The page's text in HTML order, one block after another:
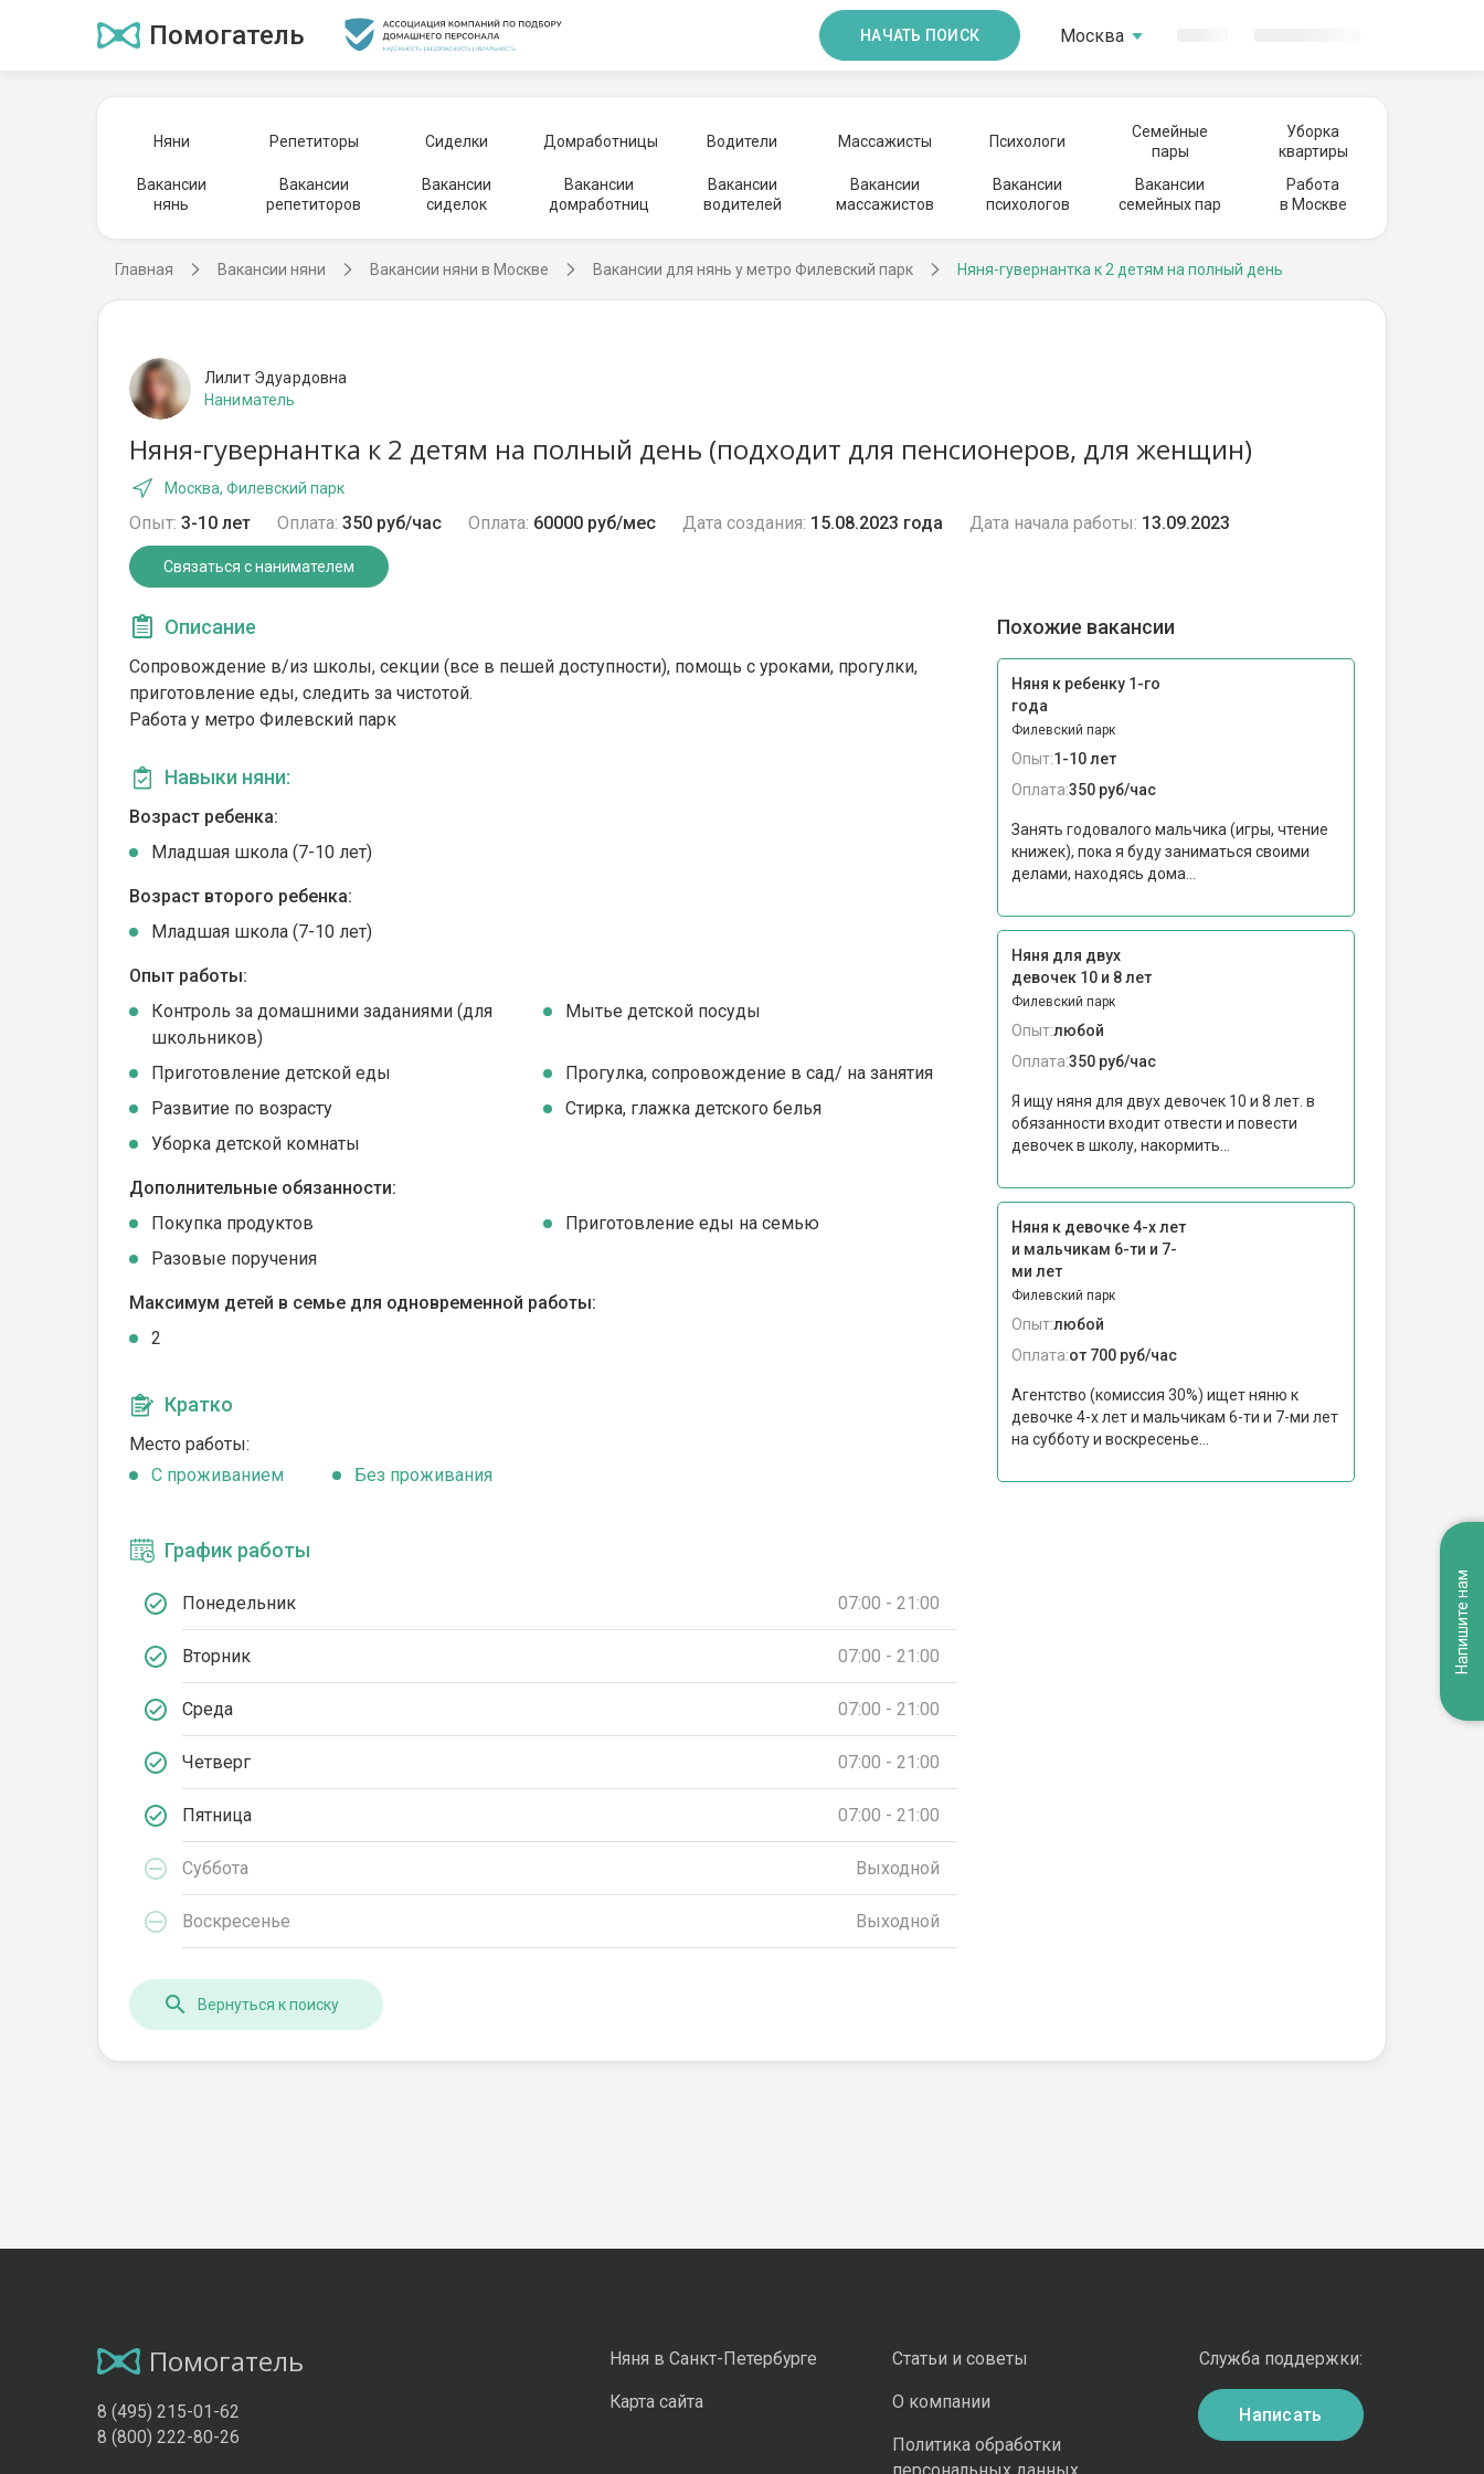
Помогатель НАЧАТЬ ПОИСК Москва
Няни Репетиторы Сиделки Домработницы Водители Массажисты Психологи
Семейные
пары
Уборка
квартиры
Вакансии
нянь
Вакансии
репетиторов
Вакансии
сиделок
Вакансии
домработниц
Вакансии
водителей
Вакансии
массажистов
Вакансии
психологов
Вакансии
семейных пар
Работа
в Москве
Главная Вакансии няни Вакансии няни в Москве Вакансии для нянь у метро Филевский парк Няня-гувернантка к 2 детям на полный день
Лилит Эдуардовна
Наниматель
Няня-гувернантка к 2 детям на полный день (подходит для пенсионеров, для женщин)
Москва, Филевский парк
Опыт: 3-10 лет Оплата: 350 руб/час Оплата: 60000 руб/мес Дата создания: 15.08.2023 года Дата начала работы: 13.09.2023
Связаться с нанимателем
Описание
Сопровождение в/из школы, секции (все в пешей доступности), помощь с уроками, прогулки,
приготовление еды, следить за чистотой.
Работа у метро Филевский парк
Навыки няни:
Возраст ребенка:
Младшая школа (7-10 лет)
Возраст второго ребенка:
Младшая школа (7-10 лет)
Опыт работы:
Контроль за домашними заданиями (для
школьников)
Мытье детской посуды
Приготовление детской еды
Прогулка, сопровождение в сад/ на занятия
Развитие по возрасту
Стирка, глажка детского белья
Уборка детской комнаты
Дополнительные обязанности:
Покупка продуктов
Приготовление еды на семью
Разовые поручения
Максимум детей в семье для одновременной работы:
2
Кратко
Место работы:
C проживанием
Без проживания
График работы
Понедельник 07:00 - 21:00
Вторник 07:00 - 21:00
Среда 07:00 - 21:00
Четверг 07:00 - 21:00
Пятница 07:00 - 21:00
Суббота Выходной
Воскресенье Выходной
Похожие вакансии
Няня к ребенку 1-го
года
Филевский парк
Опыт:1-10 лет
Оплата:350 руб/час
Занять годовалого мальчика (игры, чтение
книжек), пока я буду заниматься своими
делами, находясь дома...
Няня для двух
девочек 10 и 8 лет
Филевский парк
Опыт:любой
Оплата:350 руб/час
Я ищу няня для двух девочек 10 и 8 лет. в
обязанности входит отвести и повести
девочек в школу, накормить...
Няня к девочке 4-х лет
и мальчикам 6-ти и 7-
ми лет
Филевский парк
Опыт:любой
Оплата:от 700 руб/час
Агентство (комиссия 30%) ищет няню к
девочке 4-х лет и мальчикам 6-ти и 7-ми лет
на субботу и воскресенье...
Вернуться к поиску
Помогатель
8 (495) 215-01-62
8 (800) 222-80-26
Няня в Санкт-Петербурге
Карта сайта
Статьи и советы
О компании
Политика обработки
Служба поддержки:
Написать
Напишите нам